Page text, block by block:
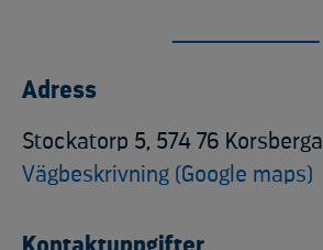
Adress
Stockatorp 5, 574 76 Korsberga
Vägbeskrivning (Google maps)